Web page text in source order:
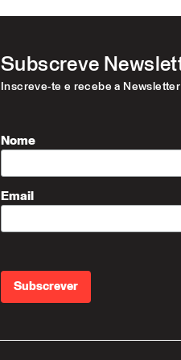
Subscreve
Inscreve-te e recebe a Newsletter
Nome
Email